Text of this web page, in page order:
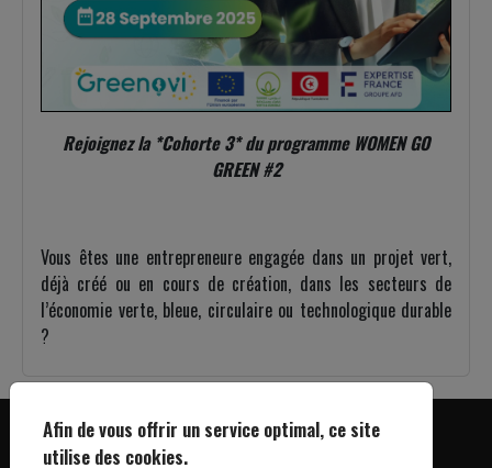
Rejoignez la *Cohorte 3* du programme WOMEN GO
GREEN #2
Vous êtes une entrepreneure engagée dans un projet vert,
déjà créé ou en cours de création, dans les secteurs de
l’économie verte, bleue, circulaire ou technologique durable
?
Afin de vous offrir un service optimal, ce site
utilise des cookies.